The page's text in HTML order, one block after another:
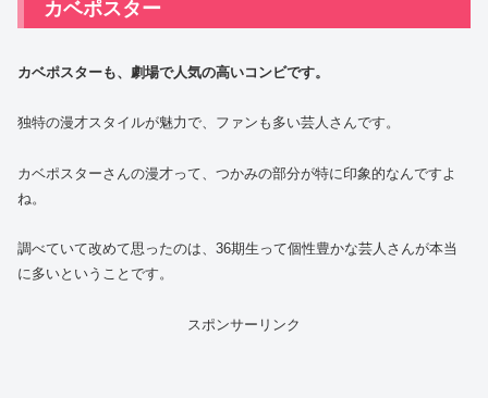
カベポスター
カベポスターも、劇場で人気の高いコンビです。
独特の漫才スタイルが魅力で、ファンも多い芸人さんです。
カベポスターさんの漫才って、つかみの部分が特に印象的なんですよ
ね。
調べていて改めて思ったのは、36期生って個性豊かな芸人さんが本当
に多いということです。
スポンサーリンク